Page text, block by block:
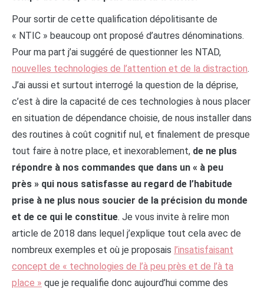
Pour sortir de cette qualification dépolitisante de
« NTIC » beaucoup ont proposé d’autres dénominations.
Pour ma part j’ai suggéré de questionner les NTAD,
nouvelles technologies de l’attention et de la distraction.
J’ai aussi et surtout interrogé la question de la déprise,
c’est à dire la capacité de ces technologies à nous placer
en situation de dépendance choisie, de nous installer dans
des routines à coût cognitif nul, et finalement de presque
tout faire à notre place, et inexorablement, de ne plus
répondre à nos commandes que dans un « à peu
près » qui nous satisfasse au regard de l’habitude
prise à ne plus nous soucier de la précision du monde
et de ce qui le constitue. Je vous invite à relire mon
article de 2018 dans lequel j’explique tout cela avec de
nombreux exemples et où je proposais l’insatisfaisant
concept de « technologies de l’à peu près et de l’à ta
place » que je requalifie donc aujourd’hui comme des